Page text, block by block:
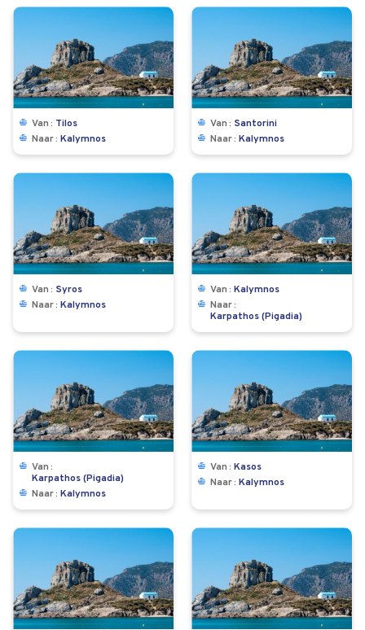
Van
Tilos
Naar
Kalymnos
Van
Santorini
Naar
Kalymnos
Van
Syros
Naar
Kalymnos
Van
Kalymnos
Naar
Karpathos (Pigadia)
Van
Karpathos (Pigadia)
Naar
Kalymnos
Van
Kasos
Naar
Kalymnos